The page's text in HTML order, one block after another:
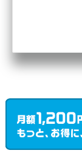
« 最初 ‹